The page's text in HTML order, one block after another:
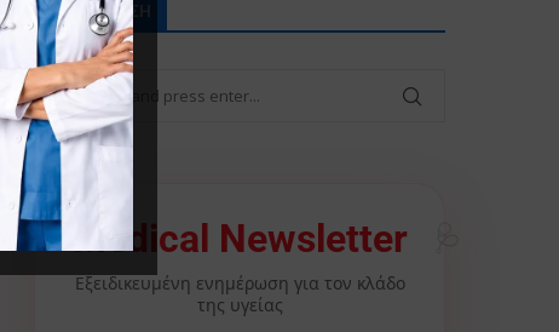
ΑΝΑΖΉΤΗΣΗ
Medical Newsletter
Εξειδικευμένη ενημέρωση για τον κλάδο
της υγείας